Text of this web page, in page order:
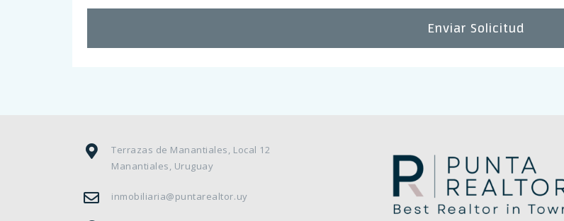
Enviar Solicitud
Terrazas de Manantiales, Local 12
Manantiales, Uruguay
inmobiliaria@puntarealtor.uy